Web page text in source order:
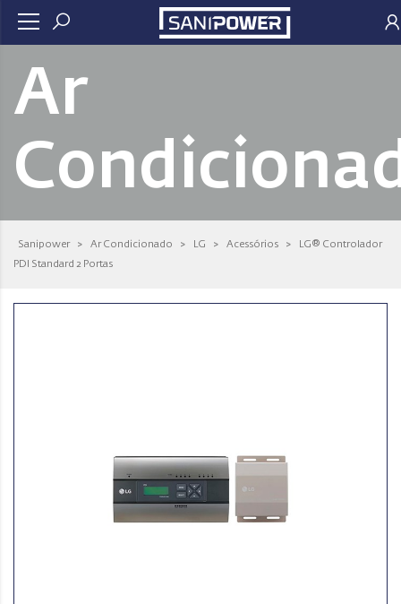
Ar
Sanipower > Ar Condicionado > LG > Acessórios >
LG® Controlador
PDI Standard 2 Portas